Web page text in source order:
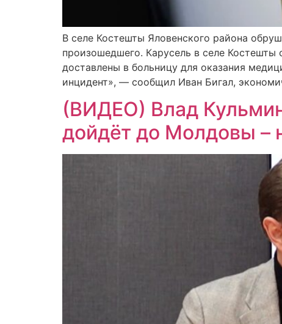
В селе Костешты Яловенского района
произошедшего. Карусель в селе Костешты
доставлены в больницу для оказания
инцидент», — сообщил Иван Бигал,
(ВИДЕО) Влад
дойдёт до Молдовы –